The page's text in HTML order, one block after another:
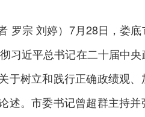
罗宗 刘婷）7月28日，娄
习近平总书记在二十届中
于树立和践行正确政绩观
述。市委书记曾超群主持